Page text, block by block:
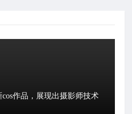
作品，展现出摄影师技术